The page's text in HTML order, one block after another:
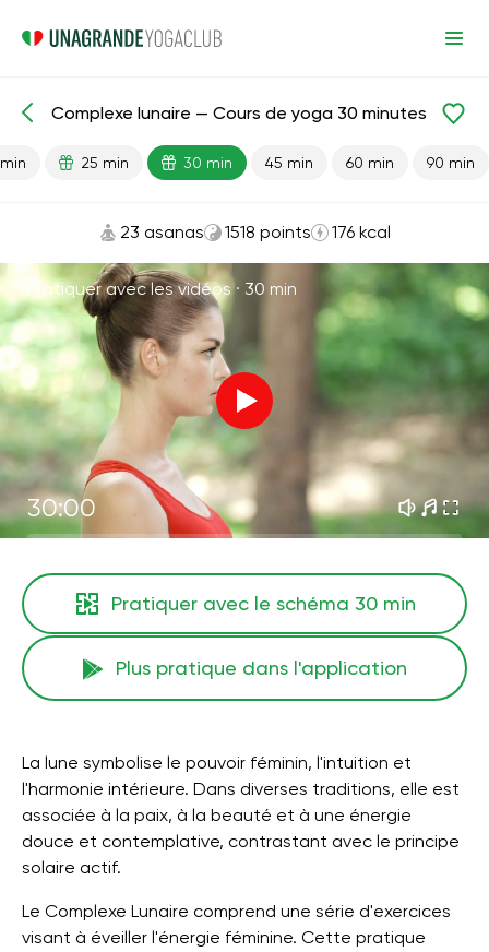
Leçons prêtes Relaxation
Complexe lunaire — Cours de yoga 30 minutes
25 min 30 min 45 min 60 min 90 min
23 asanas 1518 points 176 kcal
Pratiquer avec les vidéos · 30 min
30:00
Pratiquer avec le schéma 30 min
Plus pratique dans l'application
La lune symbolise le pouvoir féminin, l'intuition et
l'harmonie intérieure. Dans diverses traditions, elle est
associée à la paix, à la beauté et à une énergie
douce et contemplative, contrastant avec le principe
solaire actif.
Le Complexe Lunaire comprend une série d'exercices
visant à éveiller l'énergie féminine. Cette pratique